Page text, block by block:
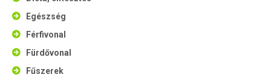
Egészség
Férfivonal
Fürdővonal
Fűszerek